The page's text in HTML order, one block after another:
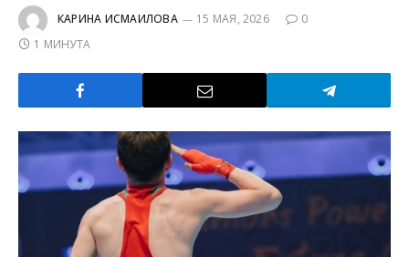
КАРИНА ИСМАИЛОВА 15 МАЯ, 2026
0
1 МИНУТА